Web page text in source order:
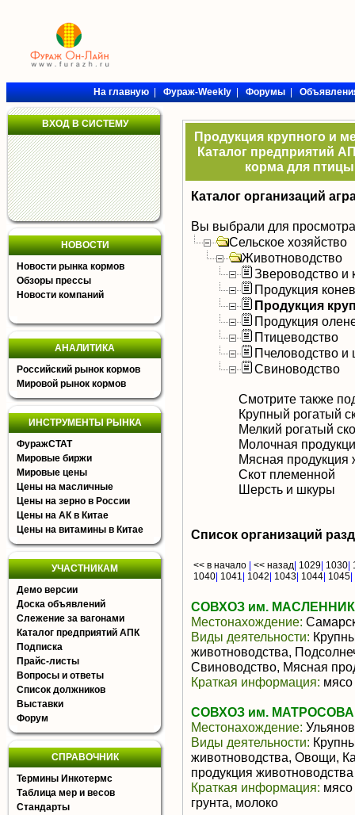
На главную|Фураж-Weekly|Форумы|
ВХОД В СИСТЕМУ
НОВОСТИ
Новости рынка кормов
Обзоры прессы
Новости компаний
АНАЛИТИКА
Российский рынок кормов
Мировой рынок кормов
ИНСТРУМЕНТЫ РЫНКА
ФуражСТАТ
Мировые биржи
Мировые цены
Цены на масличные
Цены на зерно в России
Цены на АК в Китае
Цены на витамины в Китае
УЧАСТНИКАМ
Демо версии
Доска объявлений
Слежение за вагонами
Каталог предприятий АПК
Подписка
Прайс-листы
Вопросы и ответы
Список должников
Выставки
Форум
СПРАВОЧНИК
Термины Инкотермс
Таблица мер и весов
Стандарты
Продукция крупного и
Каталог предприятий
корма для
Каталог организаций
Вы выбрали для
Сельское хозяйство
Животноводство
Звероводство и
Продукция
Продукция
Продукция
Птицеводство
Пчеловодство и
Свиноводство
Смотрите также
Крупный рогатый
Мелкий рогатый
Молочная
Мясная продукция
Скот племенной
Шерсть и шкуры
Список организаций
<< в начало << назад 1029 1030
1040 1041 1042 1043 1044 1045
СОВХОЗ им.
Местонахождение:
Виды деятельности:
животноводства,
Свиноводство, Мясная
Краткая информация: мясо
СОВХОЗ им. МАТРОСОВА
Местонахождение:
Виды деятельности:
животноводства, Овощи,
продукция животноводства
Краткая информация: мясо
грунта, молоко